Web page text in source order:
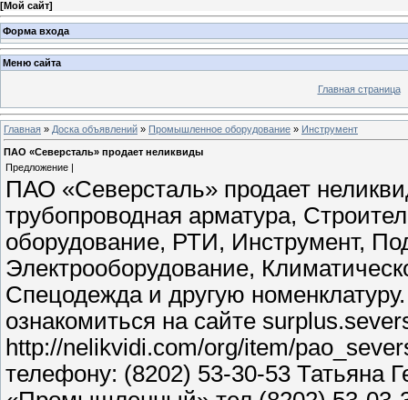
[Мой сайт]
Форма входа
Меню сайта
Главная страница
Главная » Доска объявлений » Промышленное оборудование » Инструмент
ПАО «Северсталь» продает неликвиды
Предложение |
ПАО «Северсталь» продает
трубопроводная арматура,
оборудование, РТИ, Инструмент,
Электрооборудование,
Спецодежда и другую
ознакомиться на сайте
http://nelikvidi.com/org/item/
телефону: (8202) 53-30-53 Татьяна